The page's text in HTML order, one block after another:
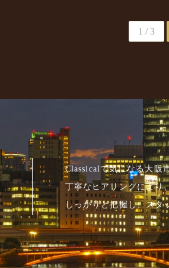
1 / 3
Classicalで気になる大阪
丁寧なヒアリングにより
しっかりと把握し、スタ